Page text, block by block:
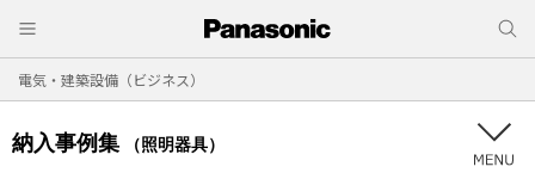
電気・建築設備（ビジネス）
納入事例集 （照明器具）